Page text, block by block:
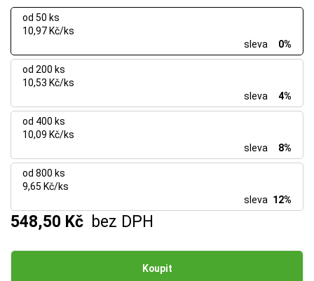
od 50 ks
10,97 Kč/ks
sleva
0%
od 200 ks
10,53 Kč/ks
sleva
4%
od 400 ks
10,09 Kč/ks
sleva
8%
od 800 ks
9,65 Kč/ks
sleva 12%
548,50 Kč bez DPH
Koupit